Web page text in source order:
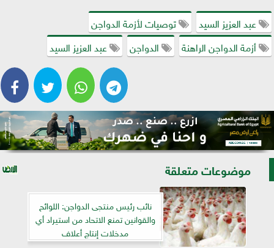
عبد العزيز السيد
توصيات لأزمة الدواجن
أزمة الدواجن الراهنة
الدواجن عبد العزيز السيد
موضوعات متعلقة
نائب رئيس منتجى الدواجن: اللوائح
والقوانين تمنع الاتحاد من استيراد أي
مدخلات إنتاج أعلاف